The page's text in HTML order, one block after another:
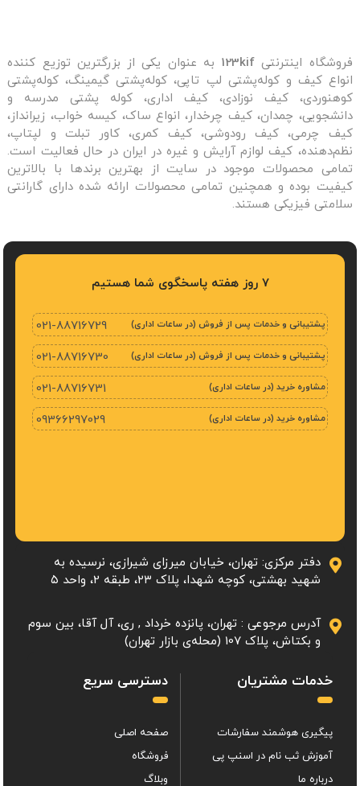
فروشگاه اینترنتی 123kif به عنوان یکی از بزرگترین توزیع کننده
انواع کیف و کوله‌پشتی لپ تاپی، کوله‌پشتی گیمینگ، کوله‌پشتی
کوهنوردی، کیف نوزادی، کیف اداری، کوله پشتی مدرسه و
دانشجویی، چمدان، کیف چرخدار، انواع ساک، کیسه خواب، زیرانداز،
کیف چرمی، کیف رودوشی، کیف کمری، کاور تبلت و لپتاپ،
نظم‌دهنده، کیف لوازم آرایش و غیره در ایران در حال فعالیت است.
تمامی محصولات موجود در سایت از بهترین برندها با بالاترین
کیفیت بوده و همچنین تمامی محصولات ارائه شده دارای گارانتی
سلامتی فیزیکی هستند.
7 روز هفته پاسخگوی شما هستیم
پشتیبانی و خدمات پس از فروش (در ساعات اداری) 021-88716729
پشتیبانی و خدمات پس از فروش (در ساعات اداری) 021-88716730
مشاوره خرید (در ساعات اداری) 021-88716731
مشاوره خرید (در ساعات اداری) 09366297029
دفتر مرکزی: تهران، خیابان میرزای شیرازی، نرسیده به
شهید بهشتی، کوچه شهدا، پلاک ۲۳، طبقه 2، واحد ۵
آدرس مرجوعی : تهران، پانزده خرداد , ری، آل آقا، بین سوم
و بکتاش، پلاک 107 (محله‌ی بازار تهران)
خدمات مشتریان
پیگیری هوشمند سفارشات
آموزش ثب نام در اسنپ پی
درباره ما
دسترسی سریع
صفحه اصلی
فروشگاه
وبلاگ